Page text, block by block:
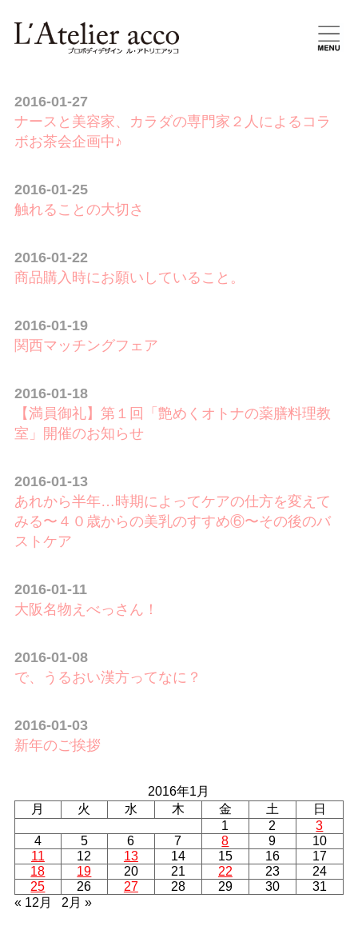
2016-01-27
ナースと美容家、カラダの専門家２人によるコラ
ボお茶会企画中♪
2016-01-25
触れることの大切さ
2016-01-22
商品購入時にお願いしていること。
2016-01-19
関西マッチングフェア
2016-01-18
【満員御礼】第１回「艶めくオトナの薬膳料理教
室」開催のお知らせ
2016-01-13
あれから半年…時期によってケアの仕方を変えて
みる〜４０歳からの美乳のすすめ⑥〜その後のバ
ストケア
2016-01-11
大阪名物えべっさん！
2016-01-08
で、うるおい漢方ってなに？
2016-01-03
新年のご挨拶
2016年1月
月
火 水 木 金 土
日
1
2
3
4
5 6 7 8 9
10
11
12 13 14 15 16
17
18
19 20 21 22 23
24
25
26 27 28 29 30
31
« 12月
2月 »